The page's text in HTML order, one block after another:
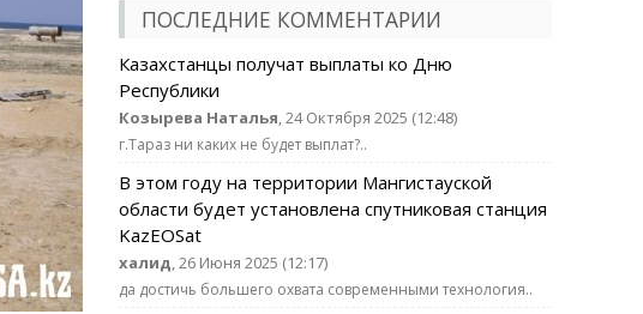
ПОСЛЕДНИЕ КОММЕНТАРИИ
Казахстанцы получат выплаты ко Дню
Республики
Козырева Наталья, 24 Октября 2025 (12:48)
г.Тараз ни каких не будет выплат?..
В этом году на территории Мангистауской
области будет установлена спутниковая станция
KazEOSat
халид, 26 Июня 2025 (12:17)
да достичь большего охвата современными технология..